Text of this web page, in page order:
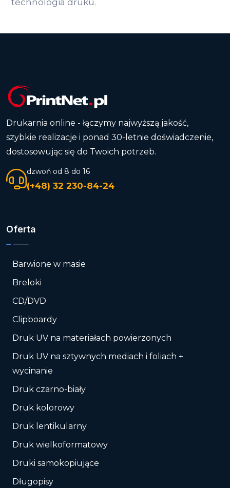
Drukarnia online - łączymy najwyższą jakość,
szybkie realizacje i ponad 30-letnie doświadczenie,
dostosowując się do Twoich potrzeb.
dzwoń od 8 do 16
(+48) 32 230-84-24
Oferta
Barwione w masie
Breloki
CD/DVD
Clipboardy
Druk UV na materiałach powierzonych
Druk UV na sztywnych mediach i foliach +
wycinanie
Druk czarno-biały
Druk kolorowy
Druk lentikularny
Druk wielkoformatowy
Druki samokopiujące
Długopisy